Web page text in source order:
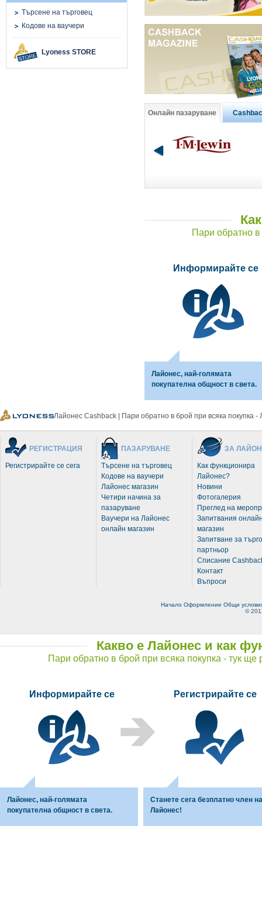
Търсене на търговец
Кодове на ваучери
Lyoness STORE
Онлайн пазаруване
Пари обратно в
Информирайте се
Лайонес, най-голямата
покупателна общност в света.
Лайонес Cashback | Пари обратно в брой при всяка покупка -
РЕГИСТРАЦИЯ
Регистрирайте се сега
ПАЗАРУВАНЕ
Търсене на търговец
Кодове на ваучери
Лайонес магазин
Четири начина за
пазаруване
Ваучери на Лайонес
онлайн магазин
ЗА
Как функционира
Лайонес?
Новини
Фотогалерия
Преглед на
Запитвания
магазин
Запитване за
партньор
Списание
Контакт
Въпроси
Начало Оформление Общи
©
Какво е Лайонес и как
Пари обратно в брой при всяка покупка - тук ще
Информирайте се
Лайонес, най-голямата
покупателна общност в света.
Регистрирайте се
Станете сега безплатно член на
Лайонес!